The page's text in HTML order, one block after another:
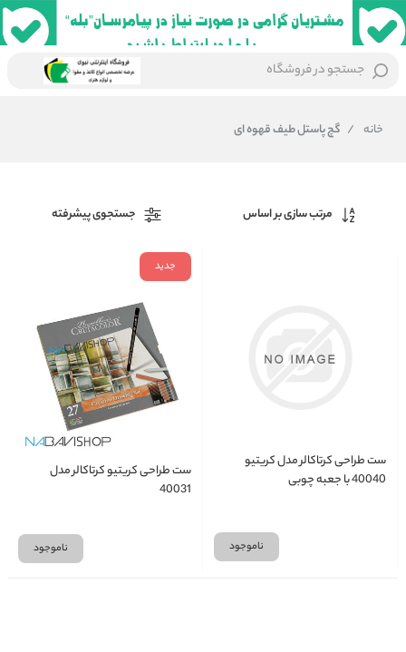
جستجو در فروشگاه
خانه / گچ پاستل طیف قهوه ای
مرتب سازی بر اساس جستجوی پیشرفته
ست طراحی کرتاکالر مدل کریتیو
40040 با جعبه چوبی
ناموجود
جدید
ست طراحی کریتیو کرتاکالر مدل
40031
ناموجود